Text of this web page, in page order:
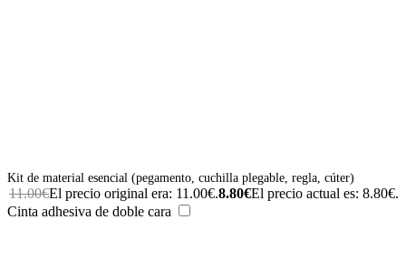
Kit de material esencial (pegamento, cuchilla plegable, regla, cúter)
11.00€El precio original era: 11.00€.8.80€El precio actual es: 8.80€.
Cinta adhesiva de doble cara